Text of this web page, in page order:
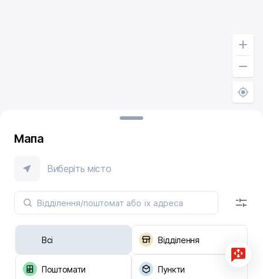
Мапа
Виберіть місто
Всі Відділення
Поштомати Пункти